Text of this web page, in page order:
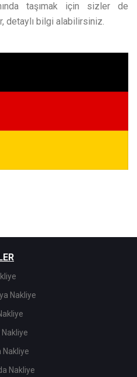
taşımak için sizler de
detaylı bilgi alabilirsiniz.
Nakliye
Nakliye
Nakliye
Nakliye